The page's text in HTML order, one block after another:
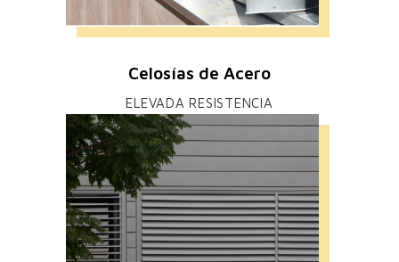
Celosías de Acero
ELEVADA RESISTENCIA